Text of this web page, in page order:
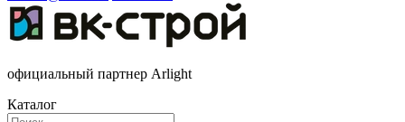
официальный партнер Arlight
Каталог